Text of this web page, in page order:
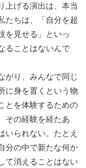
上げる演出は、本当
たちは、「自分を超
を見せる」といっ
ることはないんで
がり、みんなで同じ
に身を置くという物
とを体験するための
その経験を経たあ
いられない。たとえ
分の中で新たな何か
て消えることはない